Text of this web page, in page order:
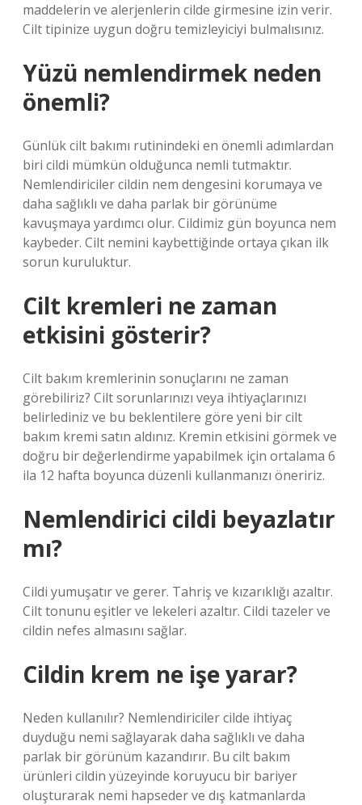
maddelerin ve alerjenlerin cilde girmesine izin verir.
Cilt tipinize uygun doğru temizleyiciyi bulmalısınız.
Yüzü nemlendirmek neden
önemli?
Günlük cilt bakımı rutinindeki en önemli adımlardan
biri cildi mümkün olduğunca nemli tutmaktır.
Nemlendiriciler cildin nem dengesini korumaya ve
daha sağlıklı ve daha parlak bir görünüme
kavuşmaya yardımcı olur. Cildimiz gün boyunca nem
kaybeder. Cilt nemini kaybettiğinde ortaya çıkan ilk
sorun kuruluktur.
Cilt kremleri ne zaman
etkisini gösterir?
Cilt bakım kremlerinin sonuçlarını ne zaman
görebiliriz? Cilt sorunlarınızı veya ihtiyaçlarınızı
belirlediniz ve bu beklentilere göre yeni bir cilt
bakım kremi satın aldınız. Kremin etkisini görmek ve
doğru bir değerlendirme yapabilmek için ortalama 6
ila 12 hafta boyunca düzenli kullanmanızı öneririz.
Nemlendirici cildi beyazlatır
mı?
Cildi yumuşatır ve gerer. Tahriş ve kızarıklığı azaltır.
Cilt tonunu eşitler ve lekeleri azaltır. Cildi tazeler ve
cildin nefes almasını sağlar.
Cildin krem ne işe yarar?
Neden kullanılır? Nemlendiriciler cilde ihtiyaç
duyduğu nemi sağlayarak daha sağlıklı ve daha
parlak bir görünüm kazandırır. Bu cilt bakım
ürünleri cildin yüzeyinde koruyucu bir bariyer
oluşturarak nemi hapseder ve dış katmanlarda